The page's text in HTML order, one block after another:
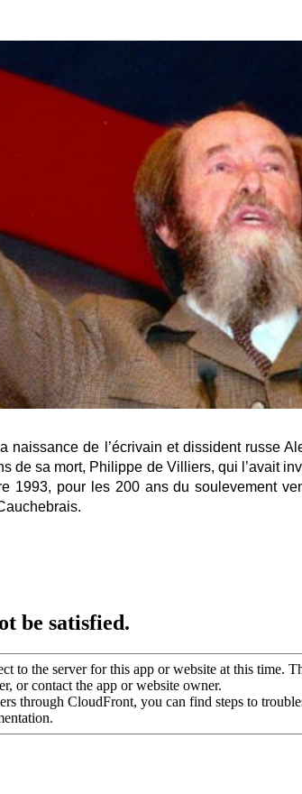
naissance de l’écrivain et dissident russe
de sa mort, Philippe de Villiers, qui l’avait
1993, pour les 200 ans du soulevement